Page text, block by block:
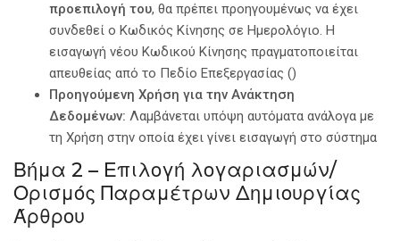
προεπιλογή του, θα πρέπει προηγουμένως να έχει
συνδεθεί ο Κωδικός Κίνησης σε Ημερολόγιο. Η
εισαγωγή νέου Κωδικού Κίνησης πραγματοποιείται
απευθείας από το Πεδίο Επεξεργασίας ()
Προηγούμενη Χρήση για την Ανάκτηση
Δεδομένων: Λαμβάνεται υπόψη αυτόματα ανάλογα με
τη Χρήση στην οποία έχει γίνει εισαγωγή στο σύστημα
Βήμα 2 – Επιλογή λογαριασμών/
Ορισμός Παραμέτρων Δημιουργίας
Άρθρου